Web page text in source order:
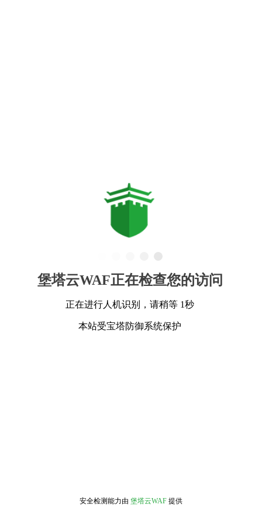
堡塔云WAF正在检查您的访问
正在进行人机识别，请稍等 1秒
本站受宝塔防御系统保护
安全检测能力由 堡塔云WAF 提供